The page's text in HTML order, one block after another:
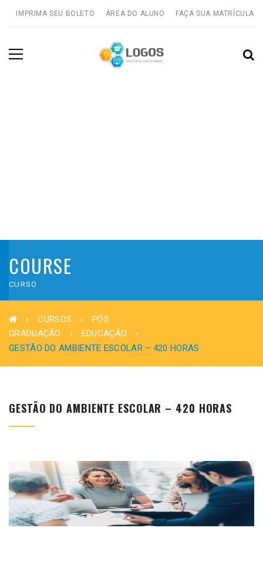
IMPRIMA SEU BOLETO ÁREA DO ALUNO FAÇA SUA MATRÍCULA
COURSE
CURSO
CURSOS
PÓS
GRADUAÇÃO
EDUCAÇÃO
GESTÃO DO AMBIENTE ESCOLAR – 420 HORAS
GESTÃO DO AMBIENTE ESCOLAR – 420 HORAS